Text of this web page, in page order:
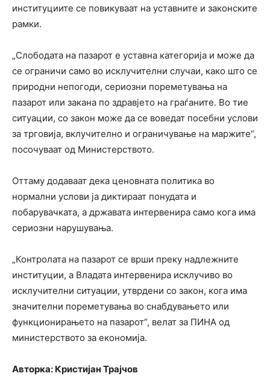
институциите се повикуваат на уставните и законските
рамки.
„Слободата на пазарот е уставна категорија и може да
се ограничи само во исклучителни случаи, како што се
природни непогоди, сериозни пореметувања на
пазарот или закана по здравјето на граѓаните. Во тие
ситуации, со закон може да се воведат посебни услови
за трговија, вклучително и ограничување на маржите“,
посочуваат од Министерството.
Оттаму додаваат дека ценовната политика во
нормални услови ја диктираат понудата и
побарувачката, а државата интервенира само кога има
сериозни нарушувања.
„Контролата на пазарот се врши преку надлежните
институции, а Владата интервенира исклучиво во
исклучителни ситуации, утврдени со закон, кога има
значителни пореметувања во снабдувањето или
функционирањето на пазарот“, велат за ПИНА од
министерството за економија.
Авторка: Кристијан Трајчов